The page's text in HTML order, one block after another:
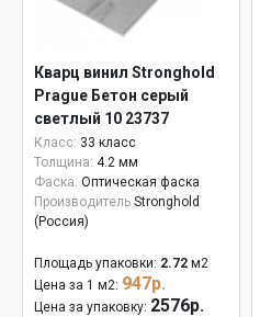
Кварц винил Stronghold
Prague Бетон серый
светлый 10 23737
Класс: 33 класс
Толщина: 4.2 мм
Фаска: Оптическая фаска
Производитель Stronghold
(Россия)
Площадь упаковки: 2.72 м2
Цена за 1 м2: 947р.
Цена за упаковку: 2576р.